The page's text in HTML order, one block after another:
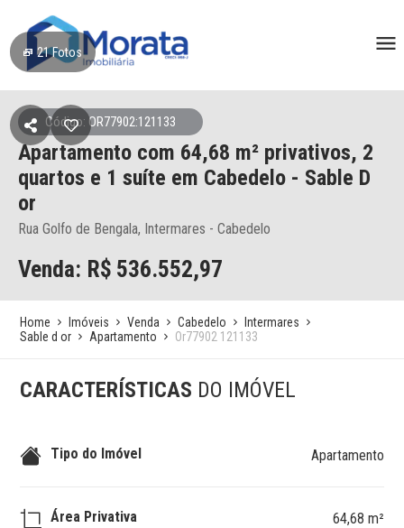
21Fotos
Código: OR77902:121133
Apartamento com 64,68 m² privativos, 2
quartos e 1 suíte em Cabedelo - Sable D
or
Rua Golfo de Bengala, Intermares - Cabedelo
Venda: R$ 536.552,97
Home Imóveis Venda Cabedelo
Intermares
Sable d or
Apartamento Or77902 121133
CARACTERÍSTICAS DO IMÓVEL
Tipo do Imóvel Apartamento
Área Privativa 64,68 m²